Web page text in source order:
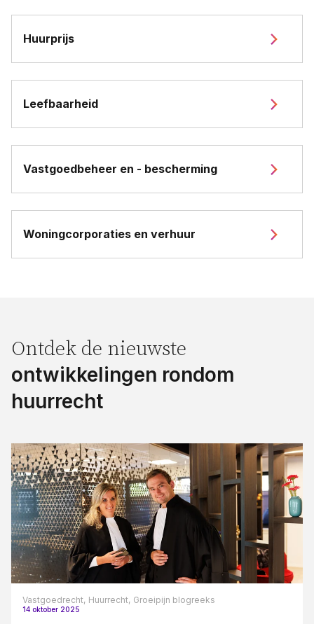
Huurprijs
Leefbaarheid
Vastgoedbeheer en - bescherming
Woningcorporaties en verhuur
Ontdek de nieuwste
ontwikkelingen rondom
huurrecht
Vastgoedrecht, Huurrecht, Groeipijn blogreeks
14 oktober 2025